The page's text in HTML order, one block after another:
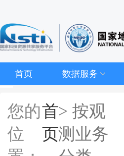
首页 数据服务
您的
位
首
页
> 按观
测业务